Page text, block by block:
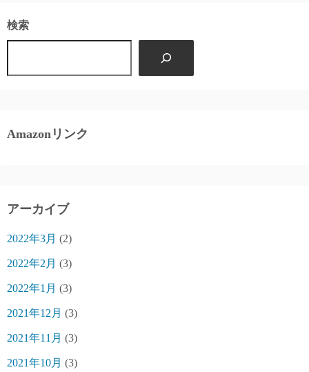
検索
Amazonリンク
アーカイブ
2022年3月 (2)
2022年2月 (3)
2022年1月 (3)
2021年12月 (3)
2021年11月 (3)
2021年10月 (3)